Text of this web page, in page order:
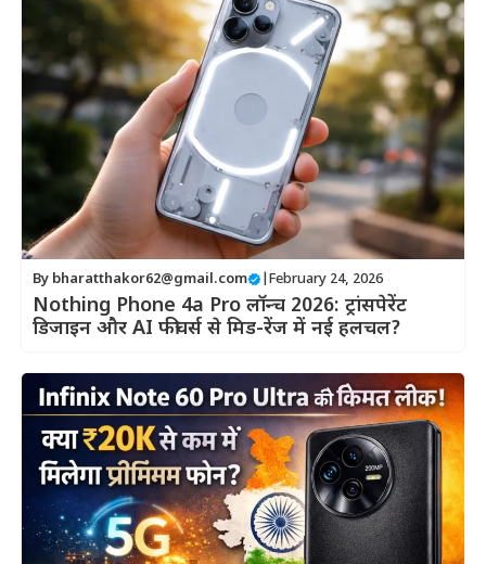
By bharatthakor62@gmail.com February 24, 2026
Nothing Phone 4a Pro लॉन्च 2026: ट्रांसपेरेंट
डिजाइन और AI फीचर्स से मिड-रेंज में नई हलचल?